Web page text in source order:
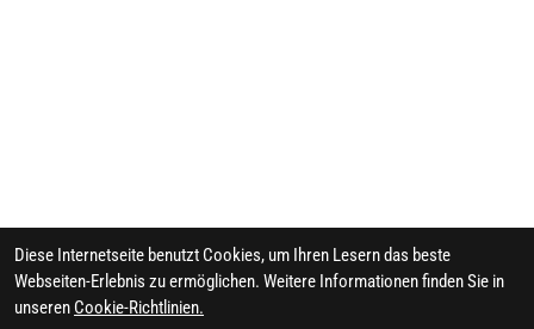
Diese Internetseite benutzt Cookies, um Ihren Lesern das beste
Webseiten-Erlebnis zu ermöglichen. Weitere Informationen finden Sie in
unseren Cookie-Richtlinien.